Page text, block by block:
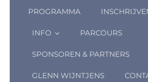
PROGRAMMA
INFO PARCOURS
SPONSOREN & PARTNERS
GLENN WIJNTJENS